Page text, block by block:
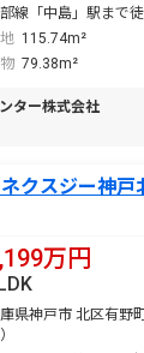
線「中島」駅まで
115.74m²
79.38m²
ター株式会社
ネクスジー神
万円
県神戸市 北区有野